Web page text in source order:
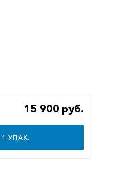
15 900 руб.
1 УПАК.